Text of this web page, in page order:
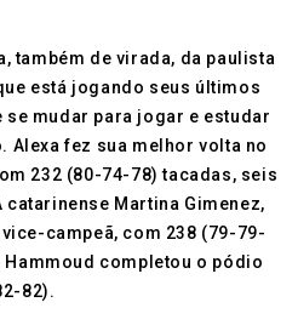
também de virada, da paulista
está jogando seus últimos
mudar para jogar e estudar
Alexa fez sua melhor volta no
232 (80-74-78) tacadas, seis
Martina Gimenez,
campeã, com 238 (79-79-
Hammoud completou o pódio
82).